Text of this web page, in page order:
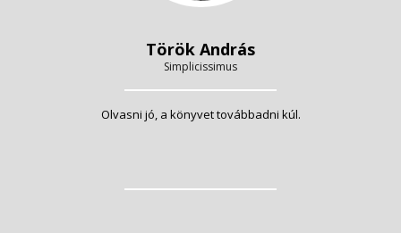
Török András
Simplicissimus
Olvasni jó, a könyvet továbbadni kúl.